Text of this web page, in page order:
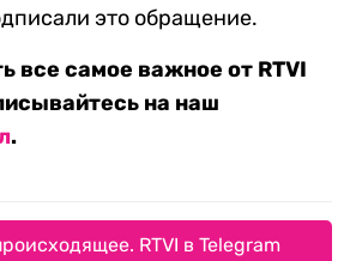
это обращение.
все самое важное от RTVI
на наш
.
RTVI в Telegram